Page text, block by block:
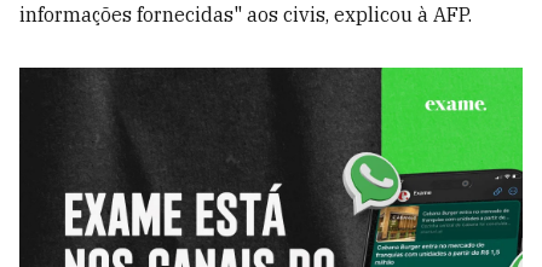
informações fornecidas" aos civis, explicou à AFP.